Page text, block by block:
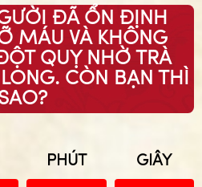
ĐÃ ỔN ĐỊNH
MÁU VÀ KHÔNG
QUỴ NHỜ TRÀ
CÒN BẠN THÌ
PHÚT GIÂY